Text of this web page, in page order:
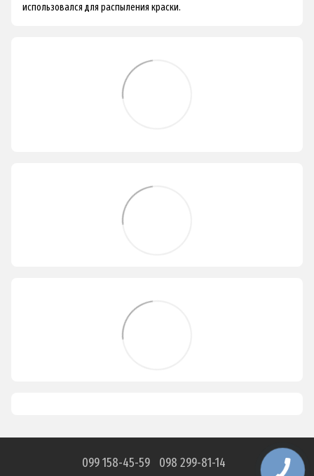
использовался для распыления краски.
099 158-45-59 098 299-81-14